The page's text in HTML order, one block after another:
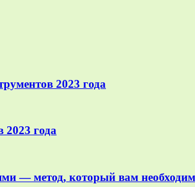
2023 года
2023 года
— метод, который вам